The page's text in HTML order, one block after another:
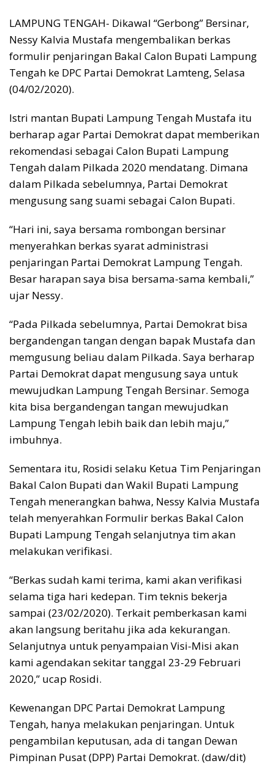
LAMPUNG TENGAH- Dikawal “Gerbong” Bersinar,
Nessy Kalvia Mustafa mengembalikan berkas
formulir penjaringan Bakal Calon Bupati Lampung
Tengah ke DPC Partai Demokrat Lamteng, Selasa
(04/02/2020).
Istri mantan Bupati Lampung Tengah Mustafa itu
berharap agar Partai Demokrat dapat memberikan
rekomendasi sebagai Calon Bupati Lampung
Tengah dalam Pilkada 2020 mendatang. Dimana
dalam Pilkada sebelumnya, Partai Demokrat
mengusung sang suami sebagai Calon Bupati.
“Hari ini, saya bersama rombongan bersinar
menyerahkan berkas syarat administrasi
penjaringan Partai Demokrat Lampung Tengah.
Besar harapan saya bisa bersama-sama kembali,”
ujar Nessy.
“Pada Pilkada sebelumnya, Partai Demokrat bisa
bergandengan tangan dengan bapak Mustafa dan
memgusung beliau dalam Pilkada. Saya berharap
Partai Demokrat dapat mengusung saya untuk
mewujudkan Lampung Tengah Bersinar. Semoga
kita bisa bergandengan tangan mewujudkan
Lampung Tengah lebih baik dan lebih maju,”
imbuhnya.
Sementara itu, Rosidi selaku Ketua Tim Penjaringan
Bakal Calon Bupati dan Wakil Bupati Lampung
Tengah menerangkan bahwa, Nessy Kalvia Mustafa
telah menyerahkan Formulir berkas Bakal Calon
Bupati Lampung Tengah selanjutnya tim akan
melakukan verifikasi.
“Berkas sudah kami terima, kami akan verifikasi
selama tiga hari kedepan. Tim teknis bekerja
sampai (23/02/2020). Terkait pemberkasan kami
akan langsung beritahu jika ada kekurangan.
Selanjutnya untuk penyampaian Visi-Misi akan
kami agendakan sekitar tanggal 23-29 Februari
2020,” ucap Rosidi.
Kewenangan DPC Partai Demokrat Lampung
Tengah, hanya melakukan penjaringan. Untuk
pengambilan keputusan, ada di tangan Dewan
Pimpinan Pusat (DPP) Partai Demokrat. (daw/dit)